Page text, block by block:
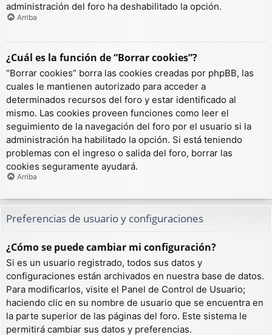
administración del foro ha deshabilitado la opción.
Arriba
¿Cuál es la función de “Borrar cookies”?
“Borrar cookies” borra las cookies creadas por phpBB, las
cuales le mantienen autorizado para acceder a
determinados recursos del foro y estar identificado al
mismo. Las cookies proveen funciones como leer el
seguimiento de la navegación del foro por el usuario si la
administración ha habilitado la opción. Si está teniendo
problemas con el ingreso o salida del foro, borrar las
cookies seguramente ayudará.
Arriba
Preferencias de usuario y configuraciones
¿Cómo se puede cambiar mi configuración?
Si es un usuario registrado, todos sus datos y
configuraciones están archivados en nuestra base de datos.
Para modificarlos, visite el Panel de Control de Usuario;
haciendo clic en su nombre de usuario que se encuentra en
la parte superior de las páginas del foro. Este sistema le
permitirá cambiar sus datos y preferencias.